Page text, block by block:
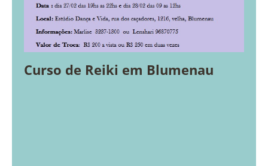
Curso de Reiki em Blumenau